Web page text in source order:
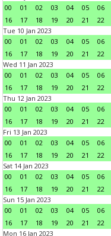
00
01 02 03 04 05 06
16
17 18 19 20 21 22
Tue 10 Jan 2023
00
01 02 03 04 05 06
16
17 18 19 20 21 22
Wed 11 Jan 2023
00
01 02 03 04 05 06
16
17 18 19 20 21 22
Thu 12 Jan 2023
00
01 02 03 04 05 06
16
17 18 19 20 21 22
Fri 13 Jan 2023
00
01 02 03 04 05 06
16
17 18 19 20 21 22
Sat 14 Jan 2023
00
01 02 03 04 05 06
16
17 18 19 20 21 22
Sun 15 Jan 2023
00
01 02 03 04 05 06
16
17 18 19 20 21 22
Mon 16 Jan 2023